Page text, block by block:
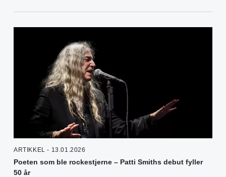
ARTIKKEL - 13.01.2026
Poeten som ble rockestjerne – Patti Smiths debut fyller
50 år